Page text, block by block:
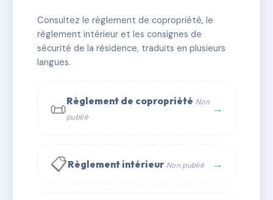
✓ Immatriculée 🏠 50 lots 🏗 1 bâtiment(s)
📞 Contacter Syndic Digital
Consultez le règlement de copropriété, le
règlement intérieur et les consignes de
sécurité de la résidence, traduits en plusieurs
langues.
📜Règlement de copropriété Non
publié
→
📋Règlement intérieur Non publié →